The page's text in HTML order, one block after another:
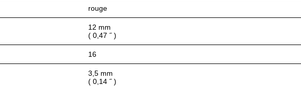
rouge
12 mm
( 0,47 ˝ )
16
3,5 mm
( 0,14 ˝ )